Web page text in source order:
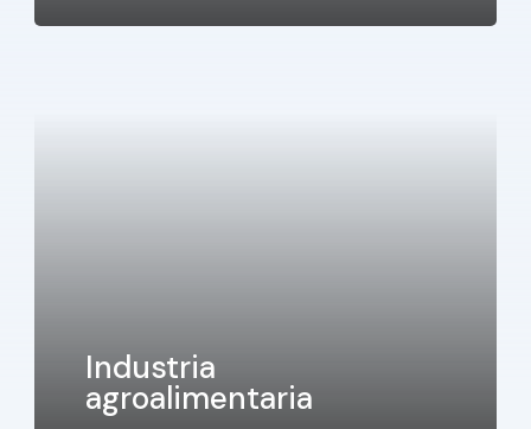
Industria
agroalimentaria